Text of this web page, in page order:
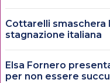
Cottarelli smaschera
stagnazione italiana
Elsa Fornero
per non essere